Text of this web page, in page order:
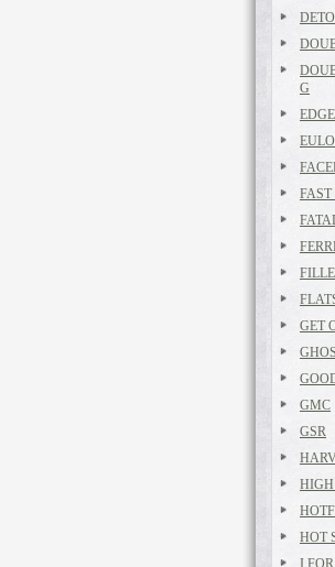
G
GET
GMC
GSR
HOT
I